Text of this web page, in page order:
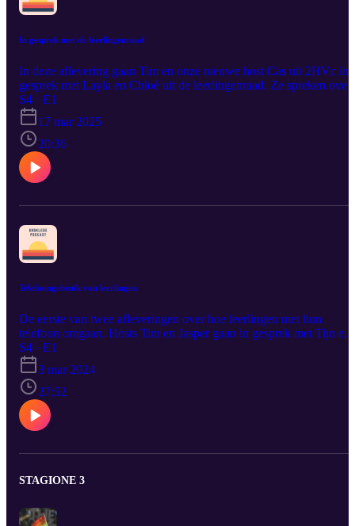
In gesprek met de leerlingenraad
In deze aflevering gaan Tim en onze nieuwe host Cas uit 2HVc in
gesprek met Layla en Chloé uit de leerlingenraad. Ze spreken over
wat de leerlingenraad doet, hoe je je kunt aanmelden voor de
leerlingenraad en vooral waarom je dat zou willen.
S4 · E1
17 mar 2025
20:36
Telefoongebruik van leerlingen
De eerste van twee afleveringen over hoe leerlingen met hun
telefoon omgaan. Hosts Tim en Jasper gaan in gesprek met Tijn en
Jack over schermtijd, apps en FOMO (fear of missing out). In de
volgende aflevering staat de telefoon binnen school centraal. Volg
ons op Instagram om op de hoogte te blijven:
https://www.instagram.com/brokledepodcast/ Er werden flink wat
apps genoemd, hieronder op een rijtje: TikTok, Instagram,
Whatsapp, Spotify, SoundCloud, NOS, Bluesky, X (voormalig
Twitter) Brawl Stars, TOTO Casino.
S4 · E1
3 mar 2024
27:52
STAGIONE 3